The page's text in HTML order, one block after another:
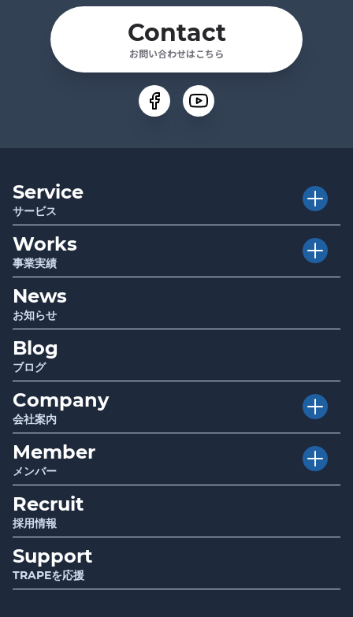
Contact
お問い合わせはこちら
Service
サービス
Executive Club
Club TRAPE クラブトラピ
Sociwell
Infrastructure
Works
事業実績
Project
Seminar 講演 / セミナー
Report
News
お知らせ
Blog
ブログ
Company
会社案内
Vision 目指す世界
Mission 使命
Value
Message
Information 会社情報
Member
メンバー
Story ストーリー
Recruit
採用情報
Support
TRAPEを応援